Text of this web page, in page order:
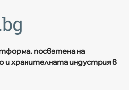
посветена на
и хранителната индустрия в